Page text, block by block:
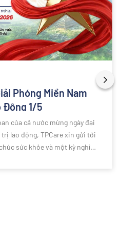
Phóng Miền Nam
Động 1/5
của cả nước mừng ngày đại
lao động, TPCare xin gửi tới
sức khỏe và một kỳ nghỉ lễ